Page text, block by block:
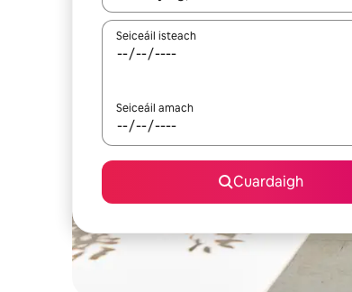
Seiceáil isteach
Seiceáil amach
Cuardaigh